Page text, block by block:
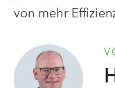
von mehr